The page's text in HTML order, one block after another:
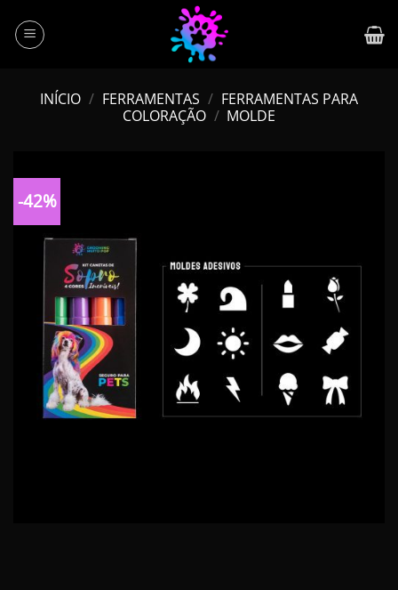
content
INÍCIO / FERRAMENTAS / FERRAMENTAS PARA
COLORAÇÃO / MOLDE
-42%